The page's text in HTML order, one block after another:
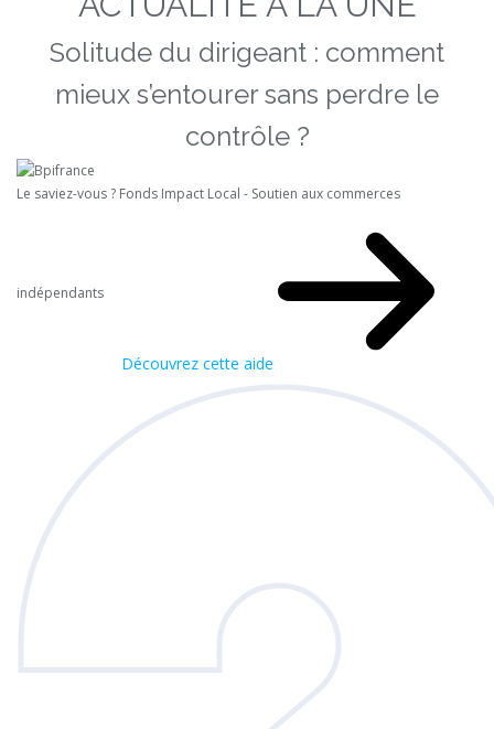
Solitude du dirigeant : comment
mieux s’entourer sans perdre le
contrôle ?
Le saviez-vous ? Fonds Impact Local - Soutien aux commerces
indépendants
Découvrez cette aide